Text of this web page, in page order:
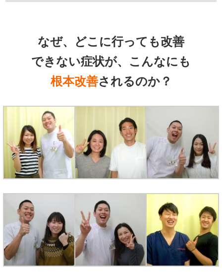
なぜ、どこに行っても改善
できない症状が、こんなにも
根本改善されるのか？